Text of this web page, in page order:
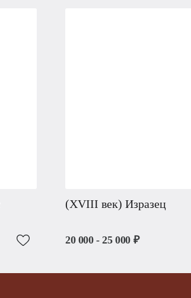
(XVIII век) Изразец
20 000 - 25 000 ₽